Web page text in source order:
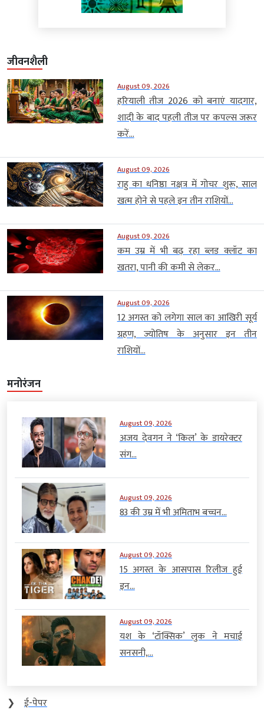
जीवनशैली
August 09, 2026
हरियाली तीज 2026 को बनाएं यादगार,
शादी के बाद पहली तीज पर कपल्स जरूर
करें...
August 09, 2026
राहु का धनिष्ठा नक्षत्र में गोचर शुरू, साल
खत्म होने से पहले इन तीन राशियों...
August 09, 2026
कम उम्र में भी बढ़ रहा ब्लड क्लॉट का
खतरा, पानी की कमी से लेकर...
August 09, 2026
12 अगस्त को लगेगा साल का आखिरी सूर्य
ग्रहण, ज्योतिष के अनुसार इन तीन
राशियों...
मनोरंजन
August 09, 2026
अजय देवगन ने ‘किल’ के डायरेक्टर
संग...
August 09, 2026
83 की उम्र में भी अमिताभ बच्चन...
August 09, 2026
15 अगस्त के आसपास रिलीज हुई
इन...
August 09, 2026
यश के ‘टॉक्सिक’ लुक ने मचाई
सनसनी,...
❯
ई-पेपर